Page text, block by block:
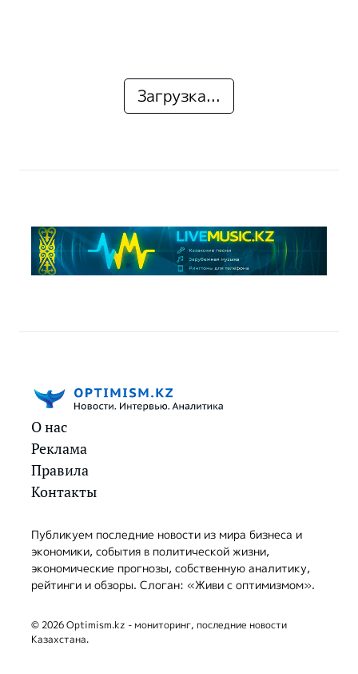
Загрузка...
О нас
Реклама
Правила
Контакты
Публикуем последние новости из мира бизнеса и
экономики, события в политической жизни,
экономические прогнозы, собственную аналитику,
рейтинги и обзоры. Слоган: «Живи с оптимизмом».
© 2026 Optimism.kz - мониторинг, последние новости
Казахстана.